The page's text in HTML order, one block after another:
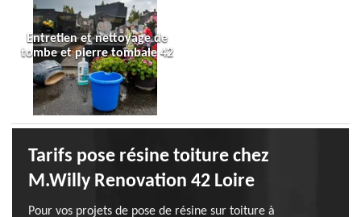
Entretien et nettoyage de
tombe et pierre tombale 42
Tarifs pose résine toiture chez
M.Willy Renovation 42 Loire
Pour vos projets de pose de résine sur toiture à